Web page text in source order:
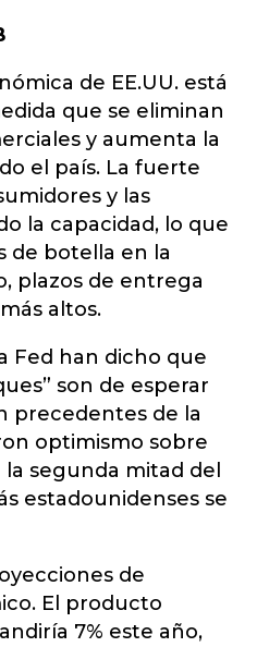
de EE.UU. está
que se eliminan
y aumenta la
el país. La fuerte
y las
la capacidad, lo que
de botella en la
plazos de entrega
altos.
Fed han dicho que
son de esperar
precedentes de la
optimismo sobre
la segunda mitad del
estadounidenses se
de
El producto
7% este año,